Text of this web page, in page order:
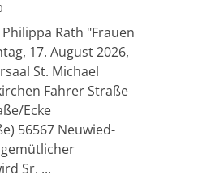
Rath "Frauen
17. August 2026,
St. Michael
Fahrer Straße
Ecke
56567 Neuwied-
Sr. ...